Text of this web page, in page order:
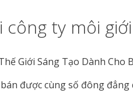
công ty môi
được cùng số đông